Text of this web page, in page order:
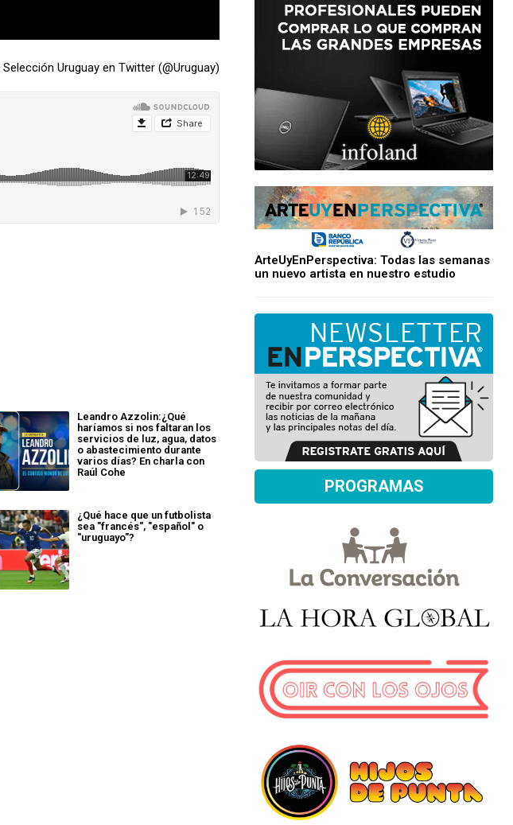
Selección Uruguay en Twitter (@Uruguay)
Leandro Azzolin:¿Qué
haríamos si nos faltaran los
servicios de luz, agua, datos
o abastecimiento durante
varios días? En charla con
Raúl Cohe
¿Qué hace que un futbolista
sea "francés", "español" o
"uruguayo"?
ArteUyEnPerspectiva: Todas las semanas
un nuevo artista en nuestro estudio
PROGRAMAS